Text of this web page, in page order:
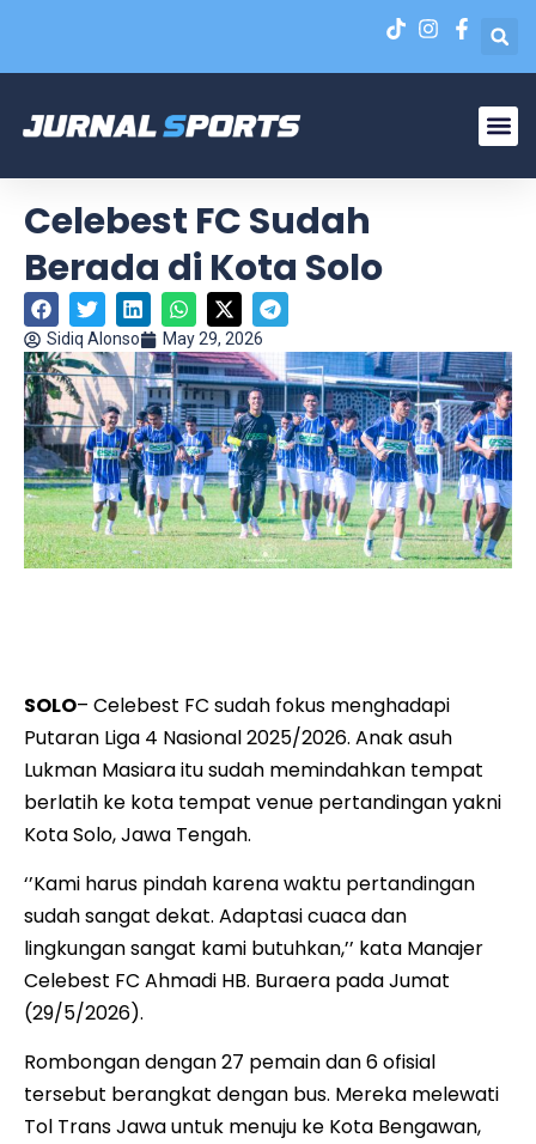
Celebest FC Sudah
Berada di Kota Solo
Sidiq Alonso May 29, 2026
SOLO– Celebest FC sudah fokus menghadapi
Putaran Liga 4 Nasional 2025/2026. Anak asuh
Lukman Masiara itu sudah memindahkan tempat
berlatih ke kota tempat venue pertandingan yakni
Kota Solo, Jawa Tengah.
‘’Kami harus pindah karena waktu pertandingan
sudah sangat dekat. Adaptasi cuaca dan
lingkungan sangat kami butuhkan,’’ kata Manajer
Celebest FC Ahmadi HB. Buraera pada Jumat
(29/5/2026).
Rombongan dengan 27 pemain dan 6 ofisial
tersebut berangkat dengan bus. Mereka melewati
Tol Trans Jawa untuk menuju ke Kota Bengawan,